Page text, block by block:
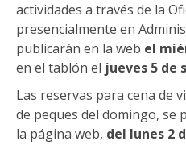
actividades a través de la
presencialmente en
publicarán en la web el
en el tablón el jueves 5 de
Las reservas para cena de
de peques del domingo, se
la página web, del lunes 2